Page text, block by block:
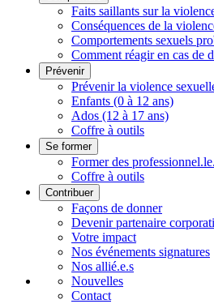
Faits saillants sur la
Conséquences de la
Comportements sexuels
Comment réagir en cas de
Prévenir
Prévenir la violence
Enfants (0 à 12 ans)
Ados (12 à 17 ans)
Coffre à outils
Se former
Former des
Coffre à outils
Contribuer
Façons de donner
Devenir partenaire
Votre impact
Nos événements signatures
Nos allié.e.s
Nouvelles
Contact